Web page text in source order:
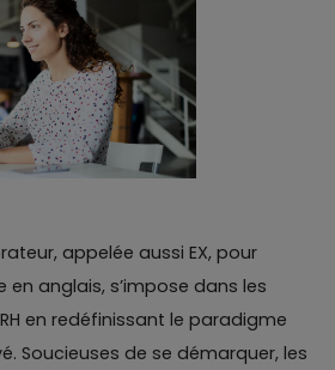
appelée aussi EX, pour
en anglais, s’impose dans les
en redéfinissant le paradigme
Soucieuses de se démarquer, les